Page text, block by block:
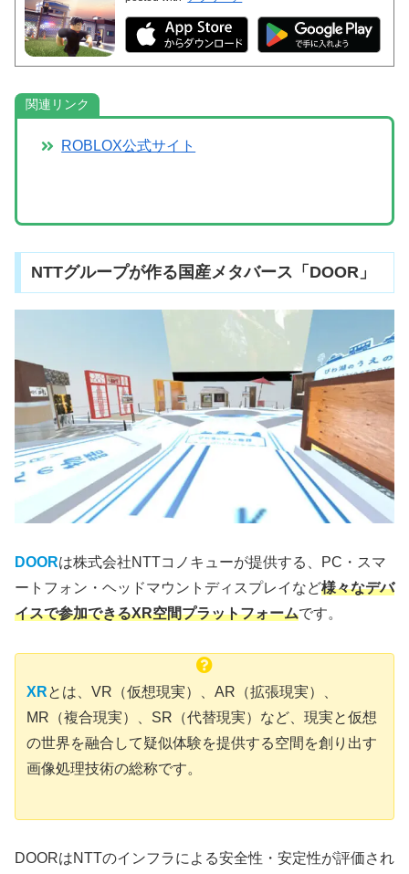
関連リンク
ROBLOX公式サイト
NTTグループが作る国産メタバース「DOOR」
DOORは株式会社NTTコノキューが提供する、PC・スマ
ートフォン・ヘッドマウントディスプレイなど様々なデバ
イスで参加できるXR空間プラットフォームです。
XRとは、VR（仮想現実）、AR（拡張現実）、
MR（複合現実）、SR（代替現実）など、現実と仮想
の世界を融合して疑似体験を提供する空間を創り出す
画像処理技術の総称です。
DOORはNTTのインフラによる安全性・安定性が評価され